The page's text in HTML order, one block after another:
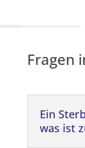
Fragen
Ein
was ist